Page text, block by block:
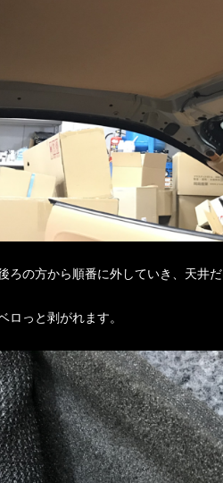
の方から順番に外していき、天井だ
ロっと剥がれます。